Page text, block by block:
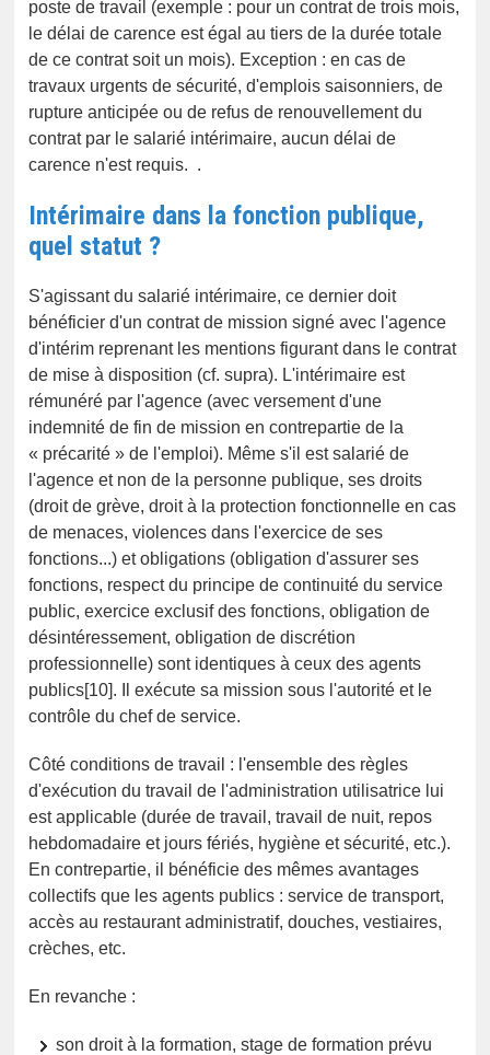
poste de travail (exemple : pour un contrat de trois mois,
le délai de carence est égal au tiers de la durée totale
de ce contrat soit un mois). Exception : en cas de
travaux urgents de sécurité, d'emplois saisonniers, de
rupture anticipée ou de refus de renouvellement du
contrat par le salarié intérimaire, aucun délai de
carence n'est requis. .
Intérimaire dans la fonction publique,
quel statut ?
S'agissant du salarié intérimaire, ce dernier doit
bénéficier d'un contrat de mission signé avec l'agence
d'intérim reprenant les mentions figurant dans le contrat
de mise à disposition (cf. supra). L'intérimaire est
rémunéré par l'agence (avec versement d'une
indemnité de fin de mission en contrepartie de la
« précarité » de l'emploi). Même s'il est salarié de
l'agence et non de la personne publique, ses droits
(droit de grève, droit à la protection fonctionnelle en cas
de menaces, violences dans l'exercice de ses
fonctions...) et obligations (obligation d'assurer ses
fonctions, respect du principe de continuité du service
public, exercice exclusif des fonctions, obligation de
désintéressement, obligation de discrétion
professionnelle) sont identiques à ceux des agents
publics[10]. Il exécute sa mission sous l'autorité et le
contrôle du chef de service.
Côté conditions de travail : l'ensemble des règles
d'exécution du travail de l'administration utilisatrice lui
est applicable (durée de travail, travail de nuit, repos
hebdomadaire et jours fériés, hygiène et sécurité, etc.).
En contrepartie, il bénéficie des mêmes avantages
collectifs que les agents publics : service de transport,
accès au restaurant administratif, douches, vestiaires,
crèches, etc.
En revanche :
son droit à la formation, stage de formation prévu